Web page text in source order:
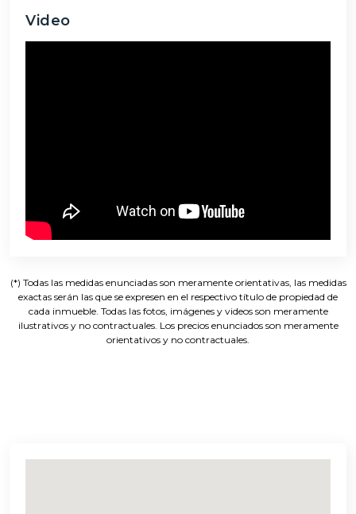
Video
(*) Todas las medidas enunciadas son meramente orientativas, las medidas
exactas serán las que se expresen en el respectivo título de propiedad de
cada inmueble. Todas las fotos, imágenes y videos son meramente
ilustrativos y no contractuales. Los precios enunciados son meramente
orientativos y no contractuales.